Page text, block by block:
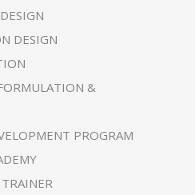
DESIGN
&
PROGRAM